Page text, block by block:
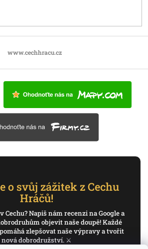
www.cechhracu.cz
o svůj zážitek z Cechu
Hráčů!
Cechu? Napiš nám recenzi na Google a
objevit naše doupě! Každé
zlepšovat naše výpravy a tvořit
nová dobrodružství. ⚔️